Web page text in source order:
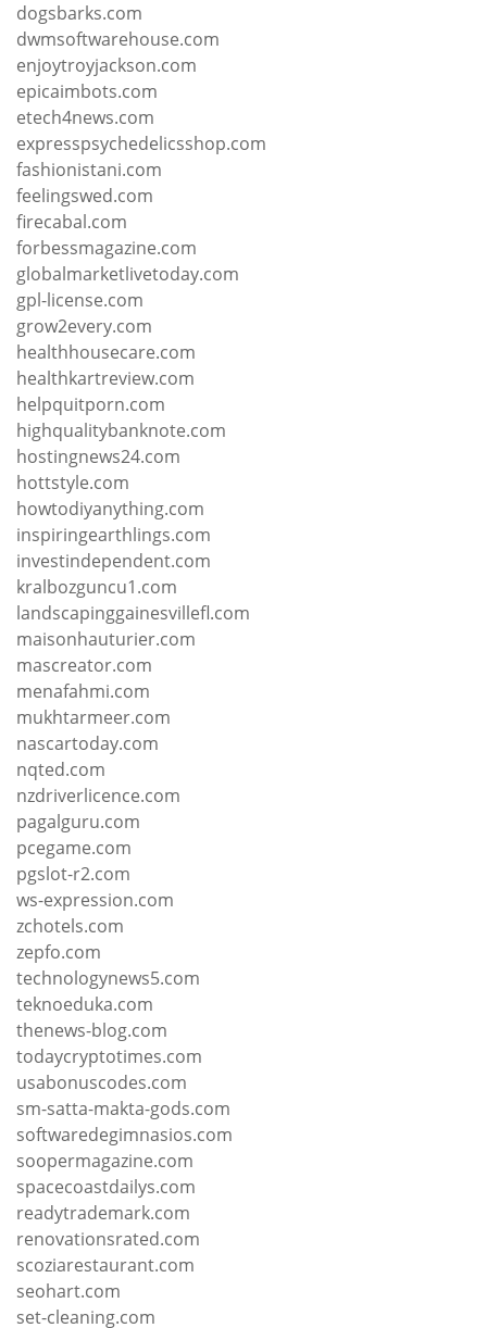
dogsbarks.com
dwmsoftwarehouse.com
enjoytroyjackson.com
epicaimbots.com
etech4news.com
expresspsychedelicsshop.com
fashionistani.com
feelingswed.com
firecabal.com
forbessmagazine.com
globalmarketlivetoday.com
gpl-license.com
grow2every.com
healthhousecare.com
healthkartreview.com
helpquitporn.com
highqualitybanknote.com
hostingnews24.com
hottstyle.com
howtodiyanything.com
inspiringearthlings.com
investindependent.com
kralbozguncu1.com
landscapinggainesvillefl.com
maisonhauturier.com
mascreator.com
menafahmi.com
mukhtarmeer.com
nascartoday.com
nqted.com
nzdriverlicence.com
pagalguru.com
pcegame.com
pgslot-r2.com
ws-expression.com
zchotels.com
zepfo.com
technologynews5.com
teknoeduka.com
thenews-blog.com
todaycryptotimes.com
usabonuscodes.com
sm-satta-makta-gods.com
softwaredegimnasios.com
soopermagazine.com
spacecoastdailys.com
readytrademark.com
renovationsrated.com
scoziarestaurant.com
seohart.com
set-cleaning.com